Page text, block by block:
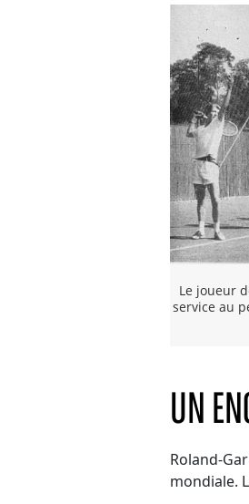
Le joueur
service au
UN
Roland-
mondiale.